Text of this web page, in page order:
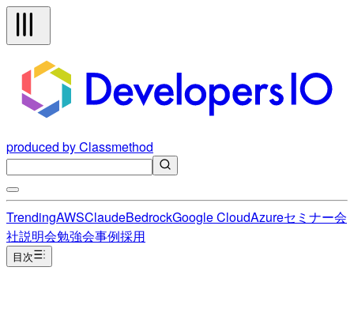
produced by Classmethod
TrendingAWSClaudeBedrockGoogle CloudAzureセミナー会
社説明会勉強会事例採用
目次